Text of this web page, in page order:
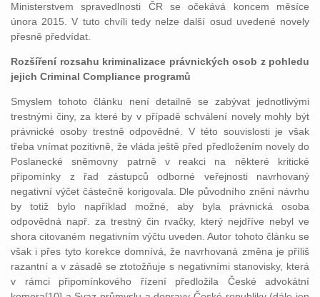
Ministerstvem spravedlnosti ČR se očekává koncem měsíce
února 2015. V tuto chvíli tedy nelze další osud uvedené novely
přesně předvídat.
Rozšíření rozsahu kriminalizace právnických osob z pohledu
jejich Criminal Compliance programů
Smyslem tohoto článku není detailně se zabývat jednotlivými
trestnými činy, za které by v případě schválení novely mohly být
právnické osoby trestně odpovědné. V této souvislosti je však
třeba vnímat pozitivně, že vláda ještě před předložením novely do
Poslanecké sněmovny patrně v reakci na některé kritické
připomínky z řad zástupců odborné veřejnosti navrhovaný
negativní výčet částečně korigovala. Dle původního znění návrhu
by totiž bylo například možné, aby byla právnická osoba
odpovědná např. za trestný čin rvačky, který nejdříve nebyl ve
shora citovaném negativním výčtu uveden. Autor tohoto článku se
však i přes tyto korekce domnívá, že navrhovaná změna je příliš
razantní a v zásadě se ztotožňuje s negativními stanovisky, která
v rámci připomínkového řízení předložila České advokátní